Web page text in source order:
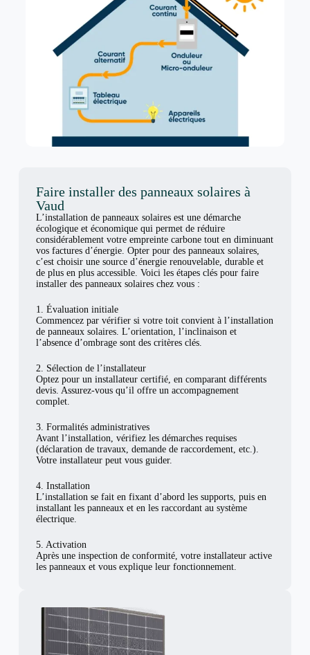
Faire installer des panneaux solaires à
Vaud
L’installation de panneaux solaires est une démarche
écologique et économique qui permet de réduire
considérablement votre empreinte carbone tout en diminuant
vos factures d’énergie. Opter pour des panneaux solaires,
c’est choisir une source d’énergie renouvelable, durable et
de plus en plus accessible. Voici les étapes clés pour faire
installer des panneaux solaires chez vous :
1. Évaluation initiale
Commencez par vérifier si votre toit convient à l’installation
de panneaux solaires. L’orientation, l’inclinaison et
l’absence d’ombrage sont des critères clés.
2. Sélection de l’installateur
Optez pour un installateur certifié, en comparant différents
devis. Assurez-vous qu’il offre un accompagnement
complet.
3. Formalités administratives
Avant l’installation, vérifiez les démarches requises
(déclaration de travaux, demande de raccordement, etc.).
Votre installateur peut vous guider.
4. Installation
L’installation se fait en fixant d’abord les supports, puis en
installant les panneaux et en les raccordant au système
électrique.
5. Activation
Après une inspection de conformité, votre installateur active
les panneaux et vous explique leur fonctionnement.